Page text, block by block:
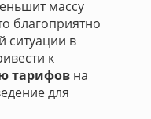
массу
благоприятно
ситуации в
к
тарифов на
для